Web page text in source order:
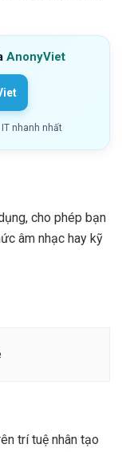
AnonyViet
nhanh nhất
cho phép bạn
âm nhạc hay kỹ
trí tuệ nhân tạo